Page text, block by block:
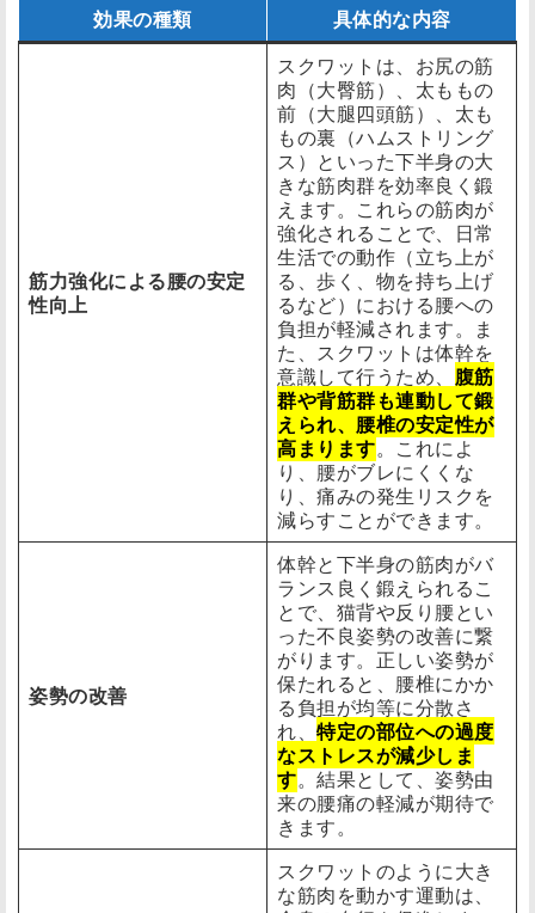
効果の種類 具体的な内容
筋力強化による腰の安定
性向上
スクワットは、お尻の筋
肉（大臀筋）、太ももの
前（大腿四頭筋）、太も
もの裏（ハムストリング
ス）といった下半身の大
きな筋肉群を効率良く鍛
えます。これらの筋肉が
強化されることで、日常
生活での動作（立ち上が
る、歩く、物を持ち上げ
るなど）における腰への
負担が軽減されます。ま
た、スクワットは体幹を
意識して行うため、 腹筋
群や背筋群も連動して鍛
えられ、腰椎の安定性が
高まります。これによ
り、腰がブレにくくな
り、痛みの発生リスクを
減らすことができます。
姿勢の改善
体幹と下半身の筋肉がバ
ランス良く鍛えられるこ
とで、猫背や反り腰とい
った不良姿勢の改善に繋
がります。正しい姿勢が
保たれると、腰椎にかか
る負担が均等に分散さ
れ、 特定の部位への過度
なストレスが減少しま
す。結果として、姿勢由
来の腰痛の軽減が期待で
きます。
スクワットのように大き
な筋肉を動かす運動は、